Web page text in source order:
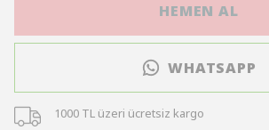
HEMEN AL
WHATSAPP
1000 TL üzeri ücretsiz kargo